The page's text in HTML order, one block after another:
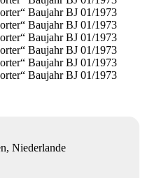
Niederlande